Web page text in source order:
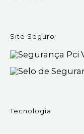
Site Seguro
Tecnologia